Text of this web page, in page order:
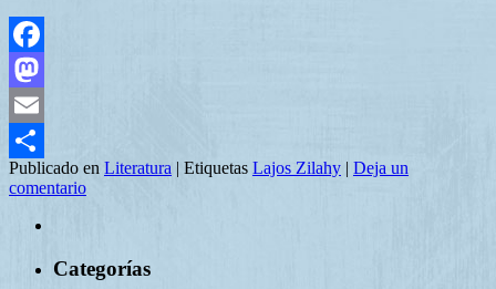
Facebook
Mastodon
Email
Compartir
Publicado en Literatura | Etiquetas Lajos Zilahy | Deja un
comentario
Categorías